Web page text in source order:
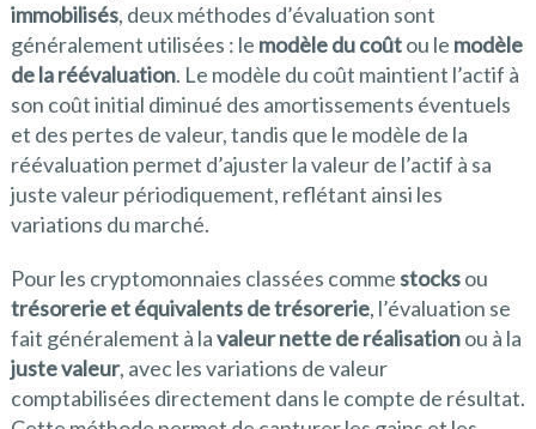
immobilisés, deux méthodes d’évaluation sont
généralement utilisées : le modèle du coûtou le modèle
de la réévaluation. Le modèle du coût maintient l’actif à
son coût initial diminué des amortissements éventuels
et des pertes de valeur, tandis que le modèle de la
réévaluation permet d’ajuster la valeur de l’actif à sa
juste valeur périodiquement, reflétant ainsi les
variations du marché.
Pour les cryptomonnaies classées commestocksou
trésorerie et équivalents de trésorerie, l’évaluation se
fait généralement à lavaleur nette de réalisationou à la
juste valeur, avec les variations de valeur
comptabilisées directement dans le compte de résultat.